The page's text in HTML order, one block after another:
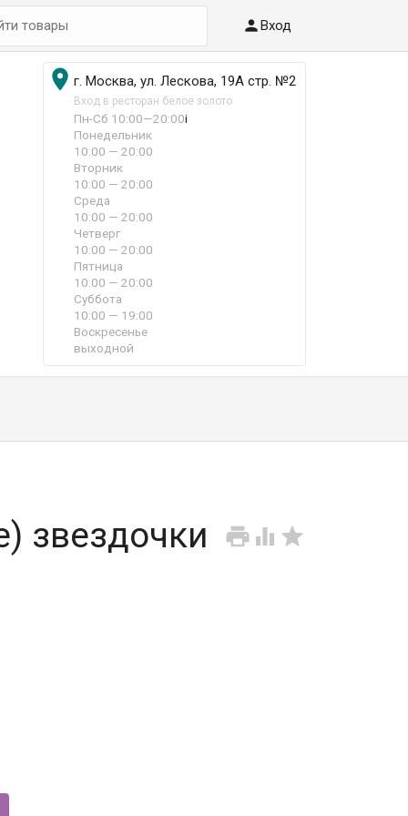
Вход
 г. Москва, ул. Лескова, 19А стр. №2
Вход в ресторан белое золото
Пн-Сб 10:00—20:00i
Понедельник
10:00 — 20:00
Вторник
10:00 — 20:00
Среда
10:00 — 20:00
Четверг
10:00 — 20:00
Пятница
10:00 — 20:00
Суббота
10:00 — 19:00
Воскресенье
выходной
  
звездочки